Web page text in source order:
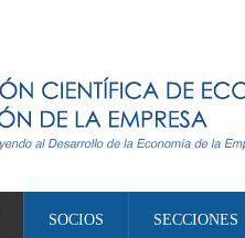
SOCIOS SECCIONES